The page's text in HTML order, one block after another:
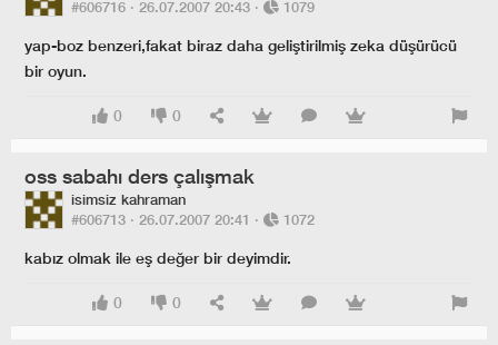
#606716 · 26.07.2007 20:43 · 1079
yap-boz benzeri,fakat biraz daha geliştirilmiş zeka düşürücü
bir oyun.
0 0
oss sabahı ders çalışmak
isimsiz kahraman
#606713 · 26.07.2007 20:41 · 1072
kabız olmak ile eş değer bir deyimdir.
0 0